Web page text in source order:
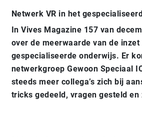
Netwerk VR in het
In Vives Magazine 157 van
over de meerwaarde van de
gespecialiseerde onderwijs. Er
netwerkgroep Gewoon Speciaal
steeds meer collega’s zich bij
tricks gedeeld, vragen gesteld